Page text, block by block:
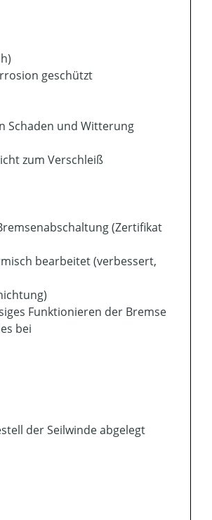
geschützt
Schaden und Witterung
zum Verschleiß
(Zertifikat
bearbeitet (verbessert,
Funktionieren der Bremse
bei
der Seilwinde abgelegt